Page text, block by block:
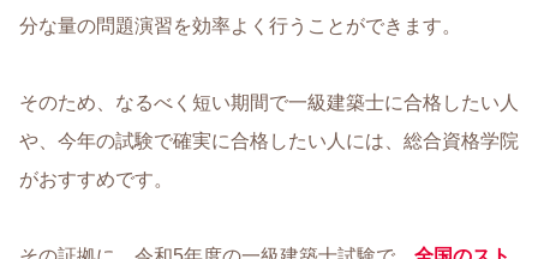
分な量の問題演習を効率よく行うことができます。
そのため、なるべく短い期間で一級建築士に合格したい人
や、今年の試験で確実に合格したい人には、総合資格学院
がおすすめです。